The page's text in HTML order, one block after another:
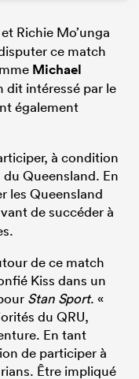
et Richie Mo’unga
ce match
Michael
dit intéressé par le
également
à condition
du Queensland. En
les Queensland
de succéder à
de ce match
Kiss dans un
Stan Sport. «
du QRU,
En tant
de participer à
Être impliqué